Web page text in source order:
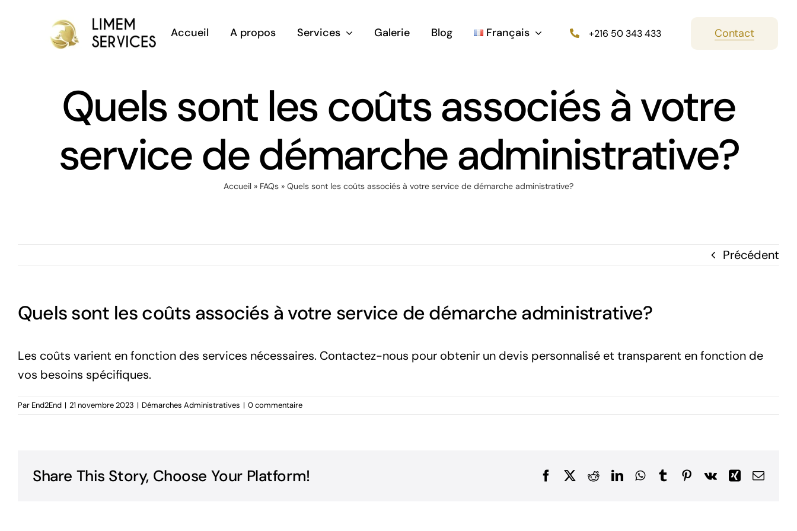
Accueil A propos Services Galerie Blog Français +216 50 343 433 Contact
Quels sont les coûts associés à votre
service de démarche administrative?
Accueil » FAQs » Quels sont les coûts associés à votre service de démarche administrative?
Précédent
Quels sont les coûts associés à votre service de démarche administrative?
Les coûts varient en fonction des services nécessaires. Contactez-nous pour obtenir un devis personnalisé et transparent en fonction de
vos besoins spécifiques.
Par End2End | 21 novembre 2023 | Démarches Administratives | 0 commentaire
Share This Story, Choose Your Platform! FacebookRedditLinkedInWhatsApp
TumblrPinterest
Vk XingEmail